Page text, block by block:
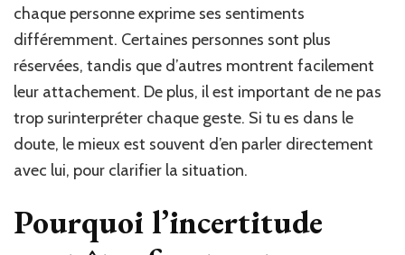
chaque personne exprime ses sentiments
différemment. Certaines personnes sont plus
réservées, tandis que d’autres montrent facilement
leur attachement. De plus, il est important de ne pas
trop surinterpréter chaque geste. Si tu es dans le
doute, le mieux est souvent d’en parler directement
avec lui, pour clarifier la situation.
Pourquoi l’incertitude